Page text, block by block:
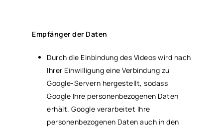
Empfänger der Daten
Durch die Einbindung des Videos wird nach
Ihrer Einwilligung eine Verbindung zu
Google-Servern hergestellt, sodass
Google Ihre personenbezogenen Daten
erhält. Google verarbeitet Ihre
personenbezogenen Daten auch in den